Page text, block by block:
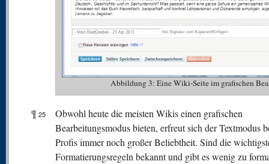
Abbildung 3: Eine Wiki-Seite im grafischen
¶ 25
Obwohl heute die meisten Wikis einen grafischen
Bearbeitungsmodus bieten, erfreut sich der Textmodus
Profis immer noch großer Beliebtheit. Sind die
Formatierungsregeln bekannt und gibt es wenig zu